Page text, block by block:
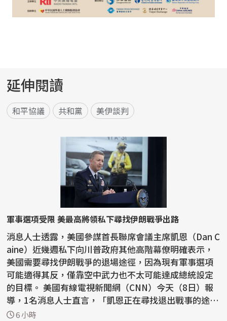
延伸閱讀
和平協議 共和黨 美伊談判
軍事選項受限 美最高將領私下尋找伊朗戰爭出路
消息人士透露，美國參謀首長聯席會議主席凱恩（Dan C
aine）近幾週私下向川普政府其他高階幕僚明確表示，
美國需要尋找伊朗戰爭的退場途徑，因為現有軍事選項
可能適得其反，僅靠空中武力也不太可能達成總統設定
的目標。 美國有線電視新聞網（CNN）今天（8日）報
導，1名消息人士直言，「凱恩正在尋找退出戰事的途
徑」。...
6 小時